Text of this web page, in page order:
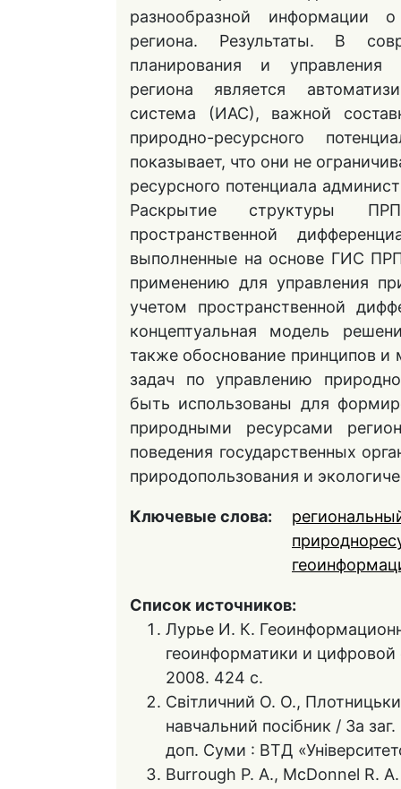
разнообразной информации о
региона. Результаты. В
планирования и управления
региона является
система (ИАС), важной
природно-ресурсного
показывает, что они не
ресурсного потенциала
Раскрытие структуры
пространственной
выполненные на основе ГИС
применению для управления
учетом пространственной
концептуальная модель
также обоснование принципов
задач по управлению
быть использованы для
природными ресурсами
поведения государственных
природопользования и
Ключевые слова:
Список источников:
Лурье И. К.
геоинформатики и
2008. 424 с.
Світличний О. О.,
навчальний посібник / За
доп. Суми : ВТД
Burrough P. A., McDonnel R.